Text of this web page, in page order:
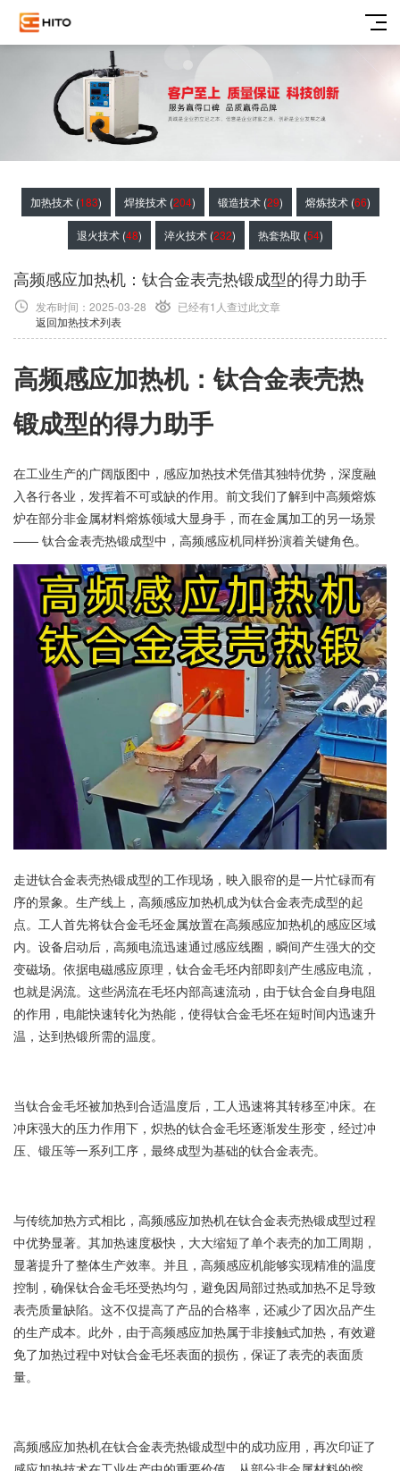
加热技术 (183) 焊接技术 (204) 锻造技术 (29) 熔炼技术 (66)
退火技术 (48) 淬火技术 (232) 热套热取 (54)
高频感应加热机：钛合金表壳热锻成型的得力助手
发布时间：2025-03-28 已经有1 人查过此文章
返回加热技术列表
高频感应加热机：钛合金表壳热
锻成型的得力助手
在工业生产的广阔版图中，感应加热技术凭借其独特优势，深度融
入各行各业，发挥着不可或缺的作用。前文我们了解到中高频熔炼
炉在部分非金属材料熔炼领域大显身手，而在金属加工的另一场景
—— 钛合金表壳热锻成型中，高频感应机同样扮演着关键角色。
走进钛合金表壳热锻成型的工作现场，映入眼帘的是一片忙碌而有
序的景象。生产线上，高频感应加热机成为钛合金表壳成型的起
点。工人首先将钛合金毛坯金属放置在高频感应加热机的感应区域
内。设备启动后，高频电流迅速通过感应线圈，瞬间产生强大的交
变磁场。依据电磁感应原理，钛合金毛坯内部即刻产生感应电流，
也就是涡流。这些涡流在毛坯内部高速流动，由于钛合金自身电阻
的作用，电能快速转化为热能，使得钛合金毛坯在短时间内迅速升
温，达到热锻所需的温度。
当钛合金毛坯被加热到合适温度后，工人迅速将其转移至冲床。在
冲床强大的压力作用下，炽热的钛合金毛坯逐渐发生形变，经过冲
压、锻压等一系列工序，最终成型为基础的钛合金表壳。
与传统加热方式相比，高频感应加热机在钛合金表壳热锻成型过程
中优势显著。其加热速度极快，大大缩短了单个表壳的加工周期，
显著提升了整体生产效率。并且，高频感应机能够实现精准的温度
控制，确保钛合金毛坯受热均匀，避免因局部过热或加热不足导致
表壳质量缺陷。这不仅提高了产品的合格率，还减少了因次品产生
的生产成本。此外，由于高频感应加热属于非接触式加热，有效避
免了加热过程中对钛合金毛坯表面的损伤，保证了表壳的表面质
量。
高频感应加热机在钛合金表壳热锻成型中的成功应用，再次印证了